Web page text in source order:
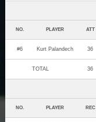
NO. PLAYER ATT
#6 Kurt Palandech 36
TOTAL 36
NO. PLAYER REC